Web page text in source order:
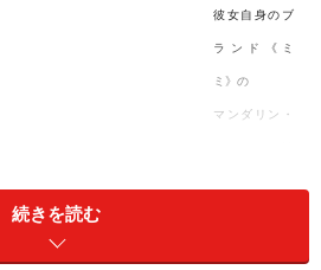
彼女自身のブ
ランド《ミ
ミ》の
マンダリン・
のは、メガネの奥の瞳がキラキラ
ャーミングな女性。「さあ、最新
続きを読む